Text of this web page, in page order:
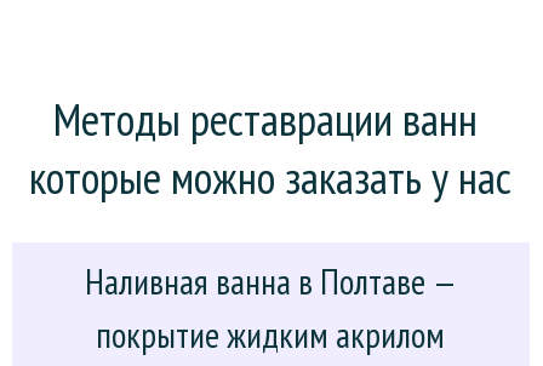
Методы реставрации ванн
которые можно заказать у нас
Наливная ванна в Полтаве —
покрытие жидким акрилом